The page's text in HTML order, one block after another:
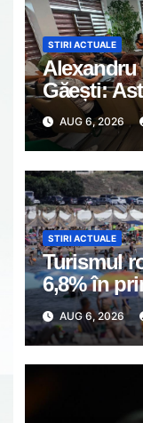
STIRI ACTUALE
Alexandru
Găești:
de lucru
Găești.
AUG 6, 2026
STIRI ACTUALE
Turismul
6,8% în
AUG 6, 2026